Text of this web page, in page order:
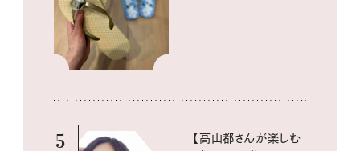
5
【高山都さんが楽しむ